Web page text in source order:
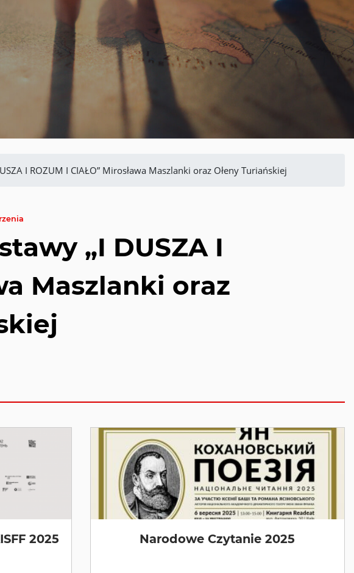
I ROZUM I CIAŁO” Mirosława Maszlanki oraz Ołeny Turiańskiej
„I DUSZA I
Maszlanki oraz
2025 Narodowe Czytanie 2025